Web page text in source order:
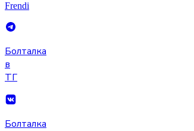
Frendi
Болталка
в
ТГ
Болталка